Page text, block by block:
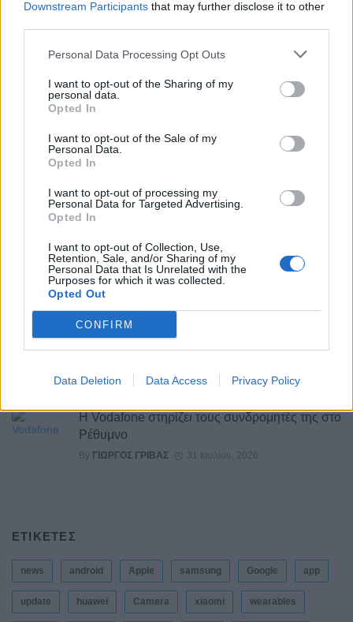
Downstream Participants that may further disclose it to other
Personal Data Processing Opt Outs
I want to opt-out of the Sharing of my
personal data.
Opted In
I want to opt-out of the Sale of my
Personal Data.
Opted In
I want to opt-out of processing my
Personal Data for Targeted Advertising.
Opted In
I want to opt-out of Collection, Use,
Retention, Sale, and/or Sharing of my
Personal Data that Is Unrelated with the
Purposes for which it was collected.
Opted Out
CONFIRM
Data Deletion Data Access Privacy Policy
Το σύνολο των τεχνικών προδιαγραφών του
Robot Phone
By ΓΙΏΡΓΟΣ ΓΡΊΒΑΣ 3 ημέρες ago
HiLight ονομάζεται τελικά το Pixel Glow
ByΓΙΏΡΓΟΣ ΓΡΊΒΑΣ
Σε εντυπωσιακή απόχρωση “Dune” το Pixel 11
By ΓΙΏΡΓΟΣ ΓΡΊΒΑΣ 4 ημέρες ago
Motorola: ετοιμάζει δυναμική επιστροφή στα
smartwatches
ByΓΙΏΡΓΟΣ ΓΡΊΒΑΣ 5 ημέρες ago
Η πιο ταξιδιάρικη βαλίτσα του φετινού
καλοκαιριού έχει την υπογραφή της Xiaomi
Η Vodafone στηρίζει τους συνδρομητές της στο
Ρέθυμνο
By ΓΙΏΡΓΟΣ ΓΡΊΒΑΣ 31 Ιουλίου, 2026
ΕΤΙΚΕΤΕΣ
news android Apple samsung Google app
update huawei Camera xiaomi wearables